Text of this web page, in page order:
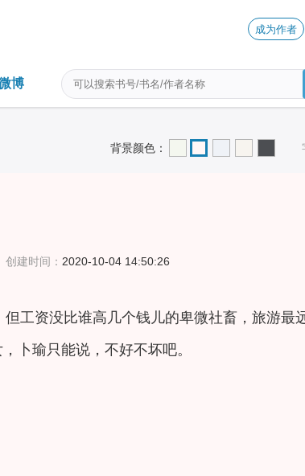
成为作者
博
背景颜色：
创建时间： 2020-10-04 14:50:26
工资没比谁高几个钱儿的卑微社畜，旅游最
卜瑜只能说，不好不坏吧。